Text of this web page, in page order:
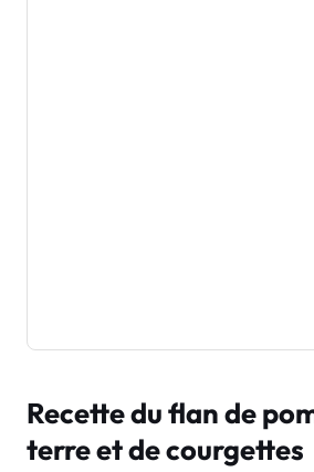
Recette du flan de
terre et de courgettes